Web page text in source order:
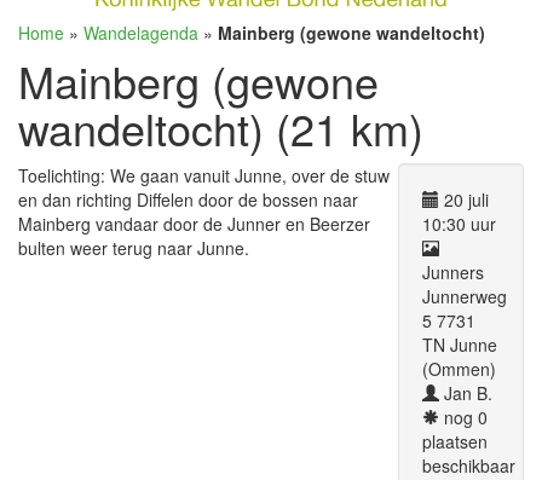
Home » Wandelagenda » Mainberg (gewone wandeltocht)
Mainberg (gewone
wandeltocht) (21 km)
20 juli
10:30 uur
Junners
Junnerweg
5 7731
TN Junne
(Ommen)
Jan B.
nog 0
plaatsen
beschikbaar
Toelichting: We gaan vanuit Junne, over de stuw
en dan richting Diffelen door de bossen naar
Mainberg vandaar door de Junner en Beerzer
bulten weer terug naar Junne.